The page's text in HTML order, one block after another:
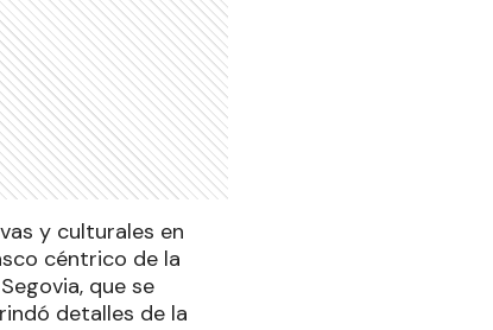
y culturales en
céntrico de la
que se
detalles de la